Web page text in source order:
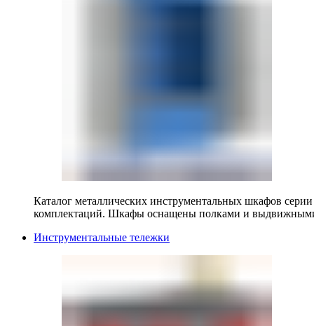
Каталог металлических инструментальных шкафов
комплектаций. Шкафы оснащены полками и
Инструментальные тележки